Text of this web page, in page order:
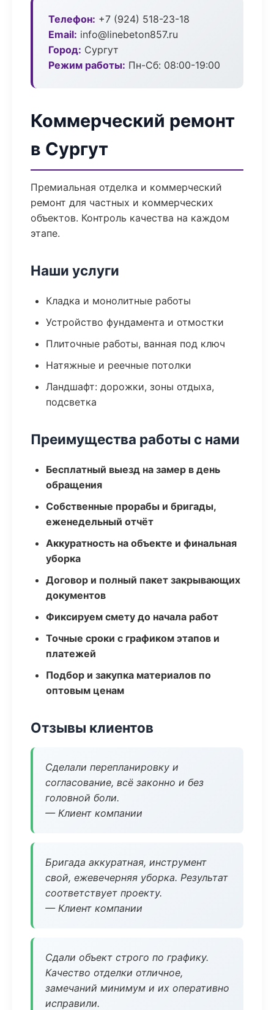
Телефон: +7 (924) 518-23-18
Email: info@linebeton857.ru
Город: Сургут
Режим работы: Пн-Сб: 08:00-19:00
Коммерческий ремонт
в Сургут
Премиальная отделка и коммерческий
ремонт для частных и коммерческих
объектов. Контроль качества на каждом
этапе.
Наши услуги
Кладка и монолитные работы
Устройство фундамента и отмостки
Плиточные работы, ванная под ключ
Натяжные и реечные потолки
Ландшафт: дорожки, зоны отдыха,
подсветка
Преимущества работы с нами
Бесплатный выезд на замер в день
обращения
Собственные прорабы и бригады,
еженедельный отчёт
Аккуратность на объекте и финальная
уборка
Договор и полный пакет закрывающих
документов
Фиксируем смету до начала работ
Точные сроки с графиком этапов и
платежей
Подбор и закупка материалов по
оптовым ценам
Отзывы клиентов
Сделали перепланировку и
согласование, всё законно и без
головной боли.
— Клиент компании
Бригада аккуратная, инструмент
свой, ежевечерняя уборка. Результат
соответствует проекту.
— Клиент компании
Сдали объект строго по графику.
Качество отделки отличное,
замечаний минимум и их оперативно
исправили.